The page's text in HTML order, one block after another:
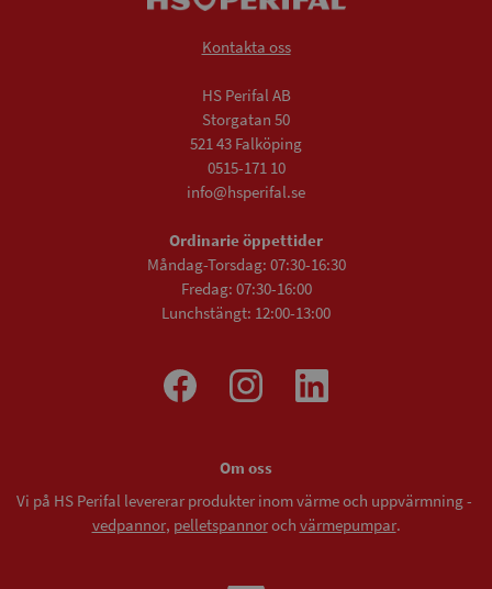
Kontakta oss
HS Perifal AB
Storgatan 50
521 43 Falköping
0515-171 10
info@hsperifal.se
Ordinarie öppettider
Måndag-Torsdag: 07:30-16:30
Fredag: 07:30-16:00
Lunchstängt: 12:00-13:00
Om oss
Vi på HS Perifal levererar produkter inom värme och uppvärmning -
vedpannor, pelletspannoroch värmepumpar.